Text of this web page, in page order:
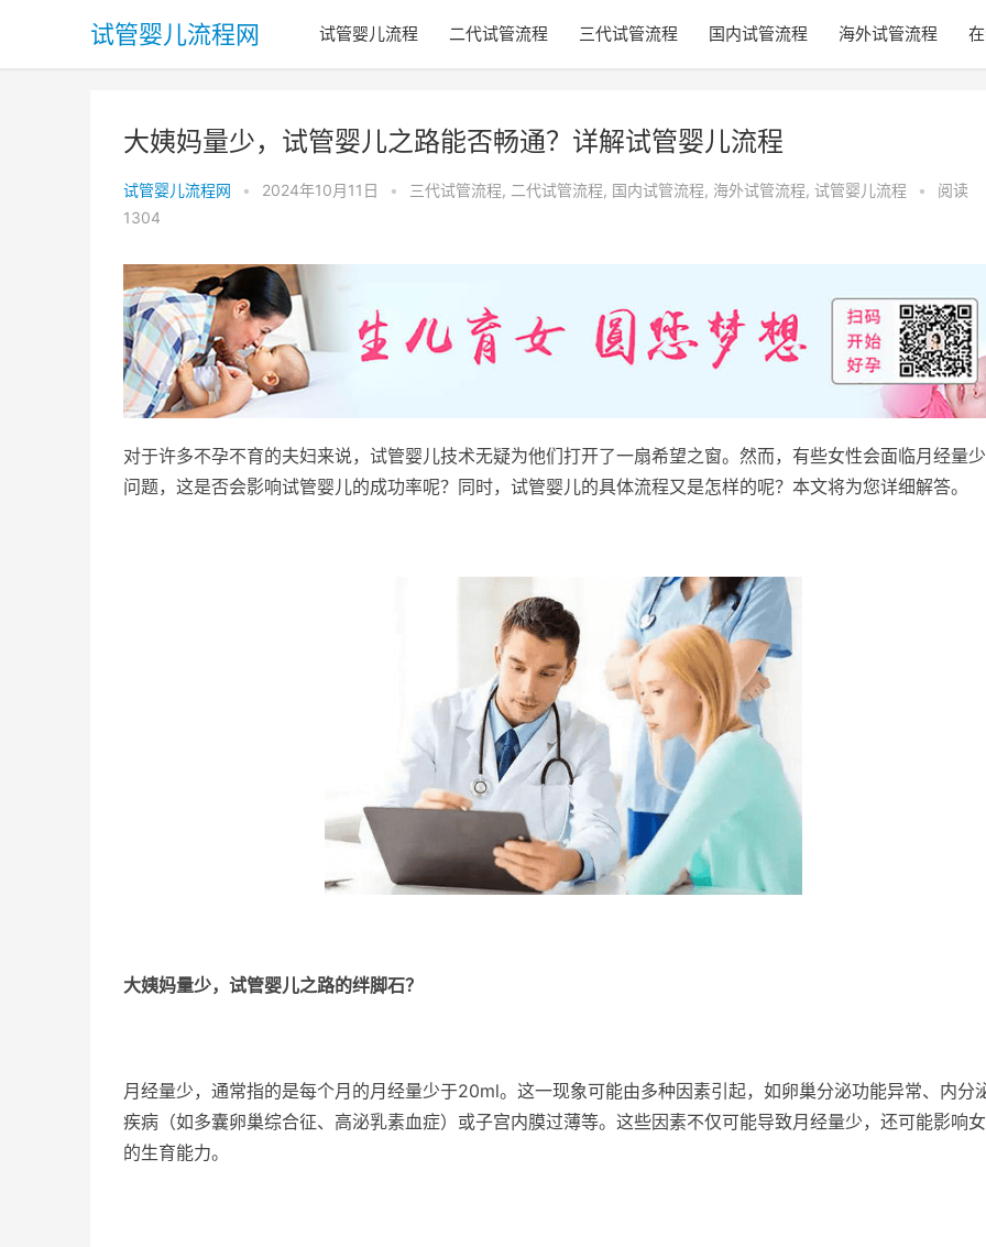
试管婴儿流程网 试管婴儿流程 二代试管流程 三代试管流程 国内试管流程 海外试管流程
大姨妈量少，试管婴儿之路能否畅通？详解试管婴儿流程
试管婴儿流程网 • 2024年10月11日 • 三代试管流程, 二代试管流程, 国内试管流程, 海外试管流程, 试管婴儿流程 •
阅读
1304
对于许多不孕不育的夫妇来说，试管婴儿技术无疑为他们打开了一扇希望之窗。然而，有些女性会面临月经量
问题，这是否会影响试管婴儿的成功率呢？同时，试管婴儿的具体流程又是怎样的呢？本文将为您详细解答。
大姨妈量少，试管婴儿之路的绊脚石？
月经量少，通常指的是每个月的月经量少于20ml。这一现象可能由多种因素引起，如卵巢分泌功能异常、内分
疾病（如多囊卵巢综合征、高泌乳素血症）或子宫内膜过薄等。这些因素不仅可能导致月经量少，还可能影响
的生育能力。